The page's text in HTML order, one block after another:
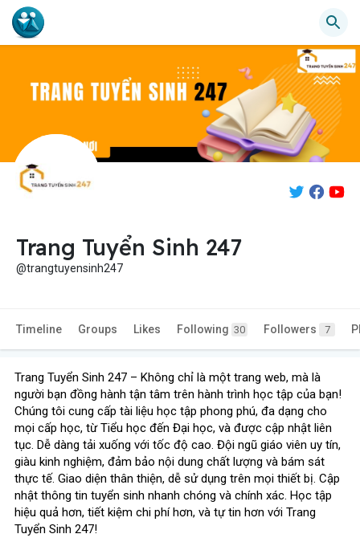
Trang Tuyển Sinh 247
@trangtuyensinh247
Timeline Groups Likes Following 30 Followers 7
Trang Tuyển Sinh 247 – Không chỉ là một trang web, mà là
người bạn đồng hành tận tâm trên hành trình học tập của bạn!
Chúng tôi cung cấp tài liệu học tập phong phú, đa dạng cho
mọi cấp học, từ Tiểu học đến Đại học, và được cập nhật liên
tục. Dễ dàng tải xuống với tốc độ cao. Đội ngũ giáo viên uy tín,
giàu kinh nghiệm, đảm bảo nội dung chất lượng và bám sát
thực tế. Giao diện thân thiện, dễ sử dụng trên mọi thiết bị. Cập
nhật thông tin tuyển sinh nhanh chóng và chính xác. Học tập
hiệu quả hơn, tiết kiệm chi phí hơn, và tự tin hơn với Trang
Tuyển Sinh 247!